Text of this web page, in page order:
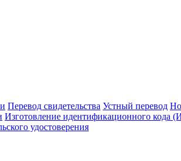
Перевод свидетельства Устный перевод
Изготовление идентификационного кода
удостоверения